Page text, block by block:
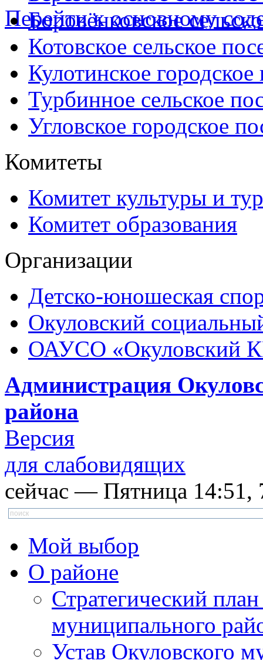
Перейти к основному
Боровёнковское
Котовское сельское
Кулотинское городское
Турбинное сельское
Угловское городское
Комитеты
Комитет культуры и
Комитет образования
Организации
Детско-юношеская
Окуловский
ОАУСО «Окуловский
Администрация
района
Версия
для слабовидящих
сейчас — Пятница 14:51,
Мой выбор
О районе
Стратегический
муниципального
Устав Окуловского